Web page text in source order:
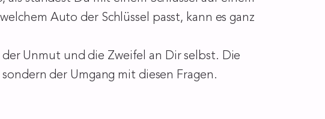
Auto der Schlüssel passt, kann es ganz
Unmut und die Zweifel an Dir selbst. Die
der Umgang mit diesen Fragen.